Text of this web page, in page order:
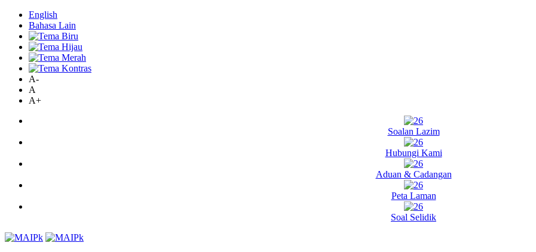
English
Bahasa Lain
A-
A
A+
Soalan Lazim
Hubungi Kami
Aduan & Cadangan
Peta Laman
Soal Selidik